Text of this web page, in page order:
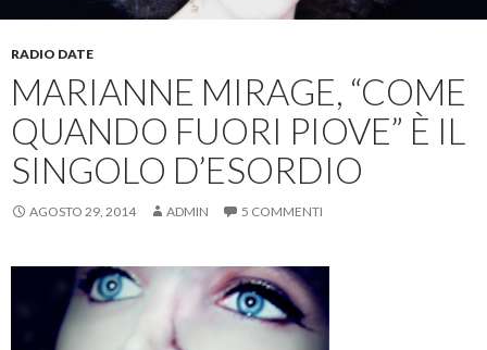
RADIO DATE
MARIANNE MIRAGE, “COME
QUANDO FUORI PIOVE” È IL
SINGOLO D’ESORDIO
AGOSTO 29, 2014 ADMIN 5 COMMENTI